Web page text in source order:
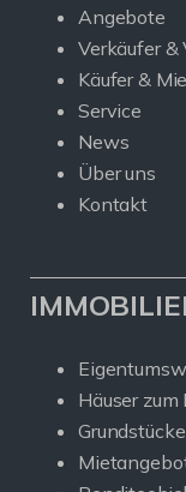
Angebote
Verkäufer &
Käufer &
Service
News
Über uns
Kontakt
Häuser zum
Grundstücke